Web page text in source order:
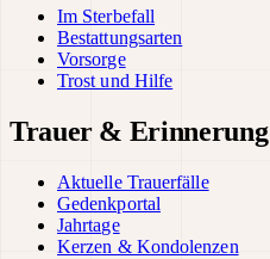
Im Sterbefall
Bestattungsarten
Vorsorge
Trost und Hilfe
Trauer & Erinnerung
Aktuelle Trauerfälle
Gedenkportal
Jahrtage
Kerzen & Kondolenzen